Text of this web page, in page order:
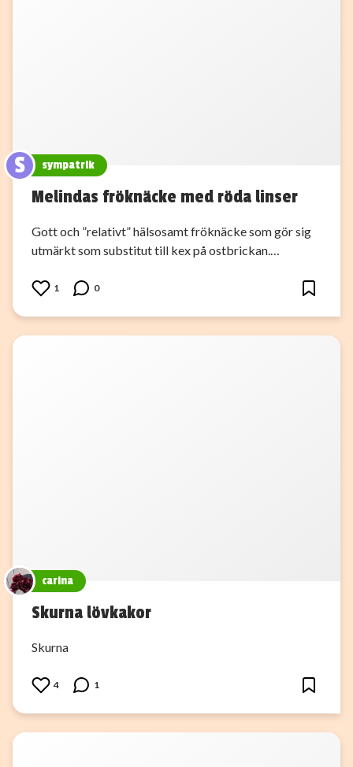
S sympatrik
Melindas fröknäcke med röda linser
Gott och ”relativt” hälsosamt fröknäcke som gör sig
utmärkt som substitut till kex på ostbrickan.…
1 0
carina
Skurna lövkakor
Skurna
4 1